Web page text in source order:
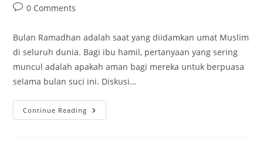
0 Comments
Bulan Ramadhan adalah saat yang diidamkan umat Muslim
di seluruh dunia. Bagi ibu hamil, pertanyaan yang sering
muncul adalah apakah aman bagi mereka untuk berpuasa
selama bulan suci ini. Diskusi…
Continue Reading